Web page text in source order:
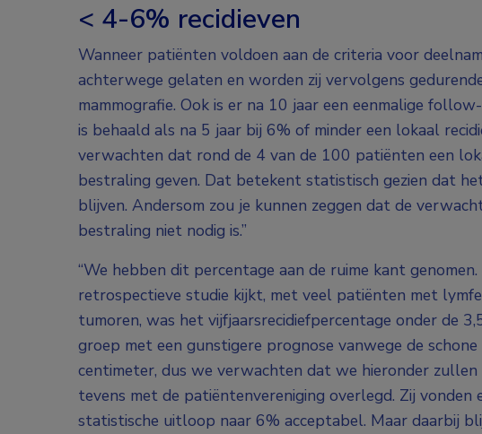
< 4-6% recidieven
Wanneer patiënten voldoen aan de criteria voor
achterwege gelaten en worden zij vervolgens
mammografie. Ook is er na 10 jaar een eenmalige
is behaald als na 5 jaar bij 6% of minder een lokaal
verwachten dat rond de 4 van de 100 patiënten een
bestraling geven. Dat betekent statistisch gezien dat
blijven. Andersom zou je kunnen zeggen dat de
bestraling niet nodig is.”
“We hebben dit percentage aan de ruime kant
retrospectieve studie kijkt, met veel patiënten met
tumoren, was het vijfjaarsrecidiefpercentage onder de
groep met een gunstigere prognose vanwege de
centimeter, dus we verwachten dat we hieronder
tevens met de patiëntenvereniging overlegd. Zij vonden
statistische uitloop naar 6% acceptabel. Maar daarbij